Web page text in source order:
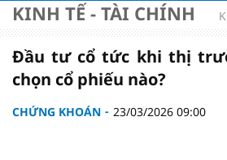
KINH TẾ - TÀI CHÍNH
Đầu tư cổ tức khi thị
chọn cổ phiếu nào?
CHỨNG KHOÁN 23/03/2026 09:00